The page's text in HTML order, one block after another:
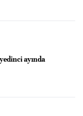
ayında